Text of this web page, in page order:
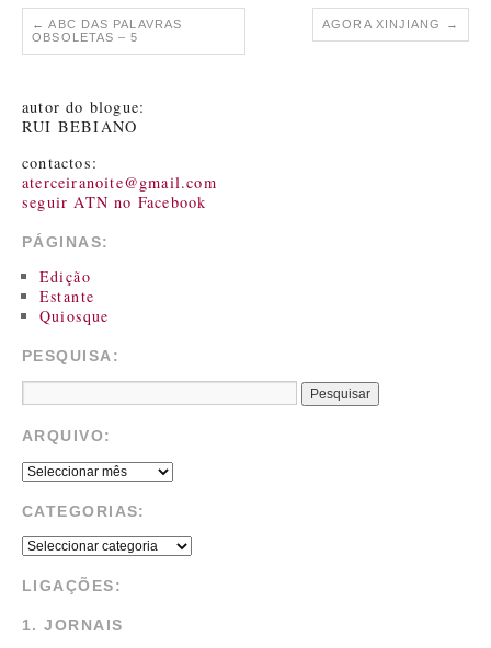
← ABC DAS PALAVRAS
OBSOLETAS – 5
AGORA XINJIANG →
autor do blogue:
RUI BEBIANO
contactos:
aterceiranoite@gmail.com
seguir ATN no Facebook
PÁGINAS:
Edição
Estante
Quiosque
PESQUISA:
ARQUIVO:
CATEGORIAS:
LIGAÇÕES:
1. JORNAIS